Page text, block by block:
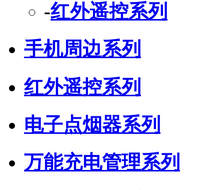
-红外遥控系列
手机周边系列
红外遥控系列
电子点烟器系列
万能充电管理系列